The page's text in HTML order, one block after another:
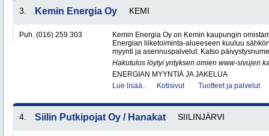
3. Kemin Energia Oy KEMI
Puh. (016) 259 303
Kemin Energia Oy on Kemin kaupungin
Energian liiketoiminta-alueeseen kuuluu
myynti ja asennuspalvelut. Katso
Hakutulos löytyi yrityksen omien www-sivujen
ENERGIAN MYYNTIÄ JA JAKELUA
Lue lisää..
Kotisivut Tuotteet ja palvelut
4. Siilin Putkipojat Oy / Hanakat SIILINJÄRVI